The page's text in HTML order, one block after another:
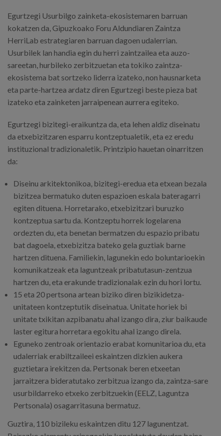
Egurtzegi Usurbilgo zainketa-ekosistemaren barruan
kokatzen da, Gipuzkoako Foru Aldundiaren Zaintza
HerriLab estrategiaren barruan dagoen udalerrian.
Usurbilek lan handia egin du herri zaintzailea eta auzo-
sareetan, hurbileko zerbitzuetan eta tokiko zaintza-
ekosistema bat sortzeko liderra izateko, non hausnarketa
eta parte-hartzea ardatz diren Egurtzegi beste pieza bat
izateko eta zainketen jarraipenean aurrera egiteko.
Egurtzegi bizitegi-eraikuntza da, eta lehen aldiz diseinatu
da etxebizitzaren esparru kontzeptualetik, eta ez eredu
instituzional tradizionaletik. Printzipio hauetan oinarritzen
da:
Diseinu arkitektonikoa, bizitegi-eredua eta etxean bezala
bizitzea bermatuko duten espazioen eskala bateragarri
egiten dituena. Horretarako, etxebizitzari buruzko
kontzeptua sartu da. Kontzeptu horrek logelarena
ordezten du, eta benetan bermatzen du espazio pribatu
bat dagoela, etxebizitza bateko gela guztiak barne
hartzen dituena. Familiekin, lagunekin edo boluntarioekin
komunikatzeak eta laguntzeak pribatutasun-zentzua
hartzen du, eta erakunde tradizionalak ezin du hori lortu.
15 eta 20 pertsona artean biziko diren bizikidetza-
unitateen kontzeptutik diseinatua. Unitate horiek bi
unitate txikitan azpibanatu ahal izango dira, ziur baikaude
laster egitura horretara egokitu ahal izango direla.
Eguneko zentroak orientazio erabat komunitarioa du, eta
udalerriak erabiltzaileei eskaintzen dizkien aukera
guztietara irekitzen da. Pertsonak beren etxeetan
jarraitzera bideratutako zerbitzua izango da, zaintza-sare
usurbildarreko etxeko zerbitzuekin (EELZ, Laguntza
Pertsonala) osagarritasuna bermatuz.
Guztira, 110 bizileku eskaintzen ditu 127 lagunentzat.